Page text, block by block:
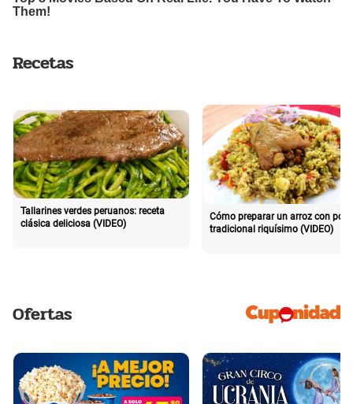
Recetas
Tallarines verdes peruanos: receta
clásica deliciosa (VIDEO)
Cómo preparar un arroz con pollo
tradicional riquísimo (VIDEO)
Ofertas